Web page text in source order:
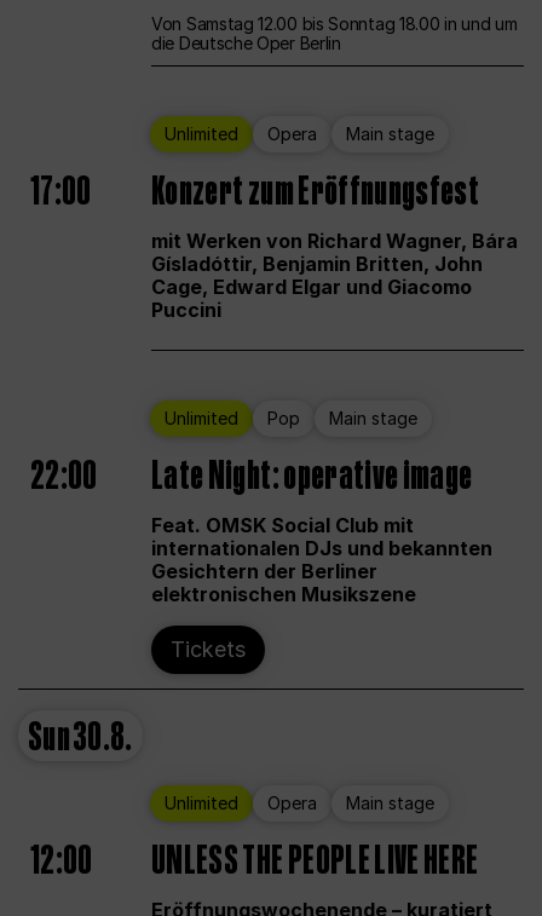
Von Samstag 12.00 bis Sonntag 18.00 in und um
die Deutsche Oper Berlin
Unlimited Opera Main stage
17:00 Konzert zum Eröffnungsfest
mit Werken von Richard Wagner, Bára
Gísladóttir, Benjamin Britten, John
Cage, Edward Elgar und Giacomo
Puccini
Unlimited Pop Main stage
22:00 Late Night: operative image
Feat. OMSK Social Club mit
internationalen DJs und bekannten
Gesichtern der Berliner
elektronischen Musikszene
Tickets
Sun30.8.
Unlimited Opera Main stage
12:00 UNLESS THE PEOPLE LIVE HERE
Eröffnungswochenende – kuratiert